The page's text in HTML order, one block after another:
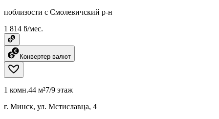
поблизости с Смолевичский р-н
1 814 ƃ/мес.
Конвертер валют
1 комн.44 м²7/9 этаж
г. Минск, ул. Мстиславца, 4